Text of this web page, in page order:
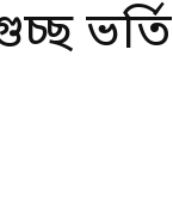
ভর্তি